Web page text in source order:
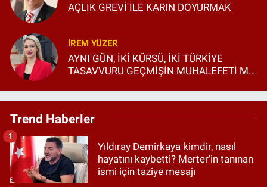
AÇLIK GREVİ İLE KARIN DOYURMAK
İREM YÜZER
AYNI GÜN, İKİ KÜRSÜ, İKİ TÜRKİYE
TASAVVURU GEÇMİŞİN MUHALEFETİ Mİ,
Trend Haberler
Yıldıray Demirkaya kimdir, nasıl
hayatını kaybetti? Merter'in tanınan
ismi için taziye mesajı
1